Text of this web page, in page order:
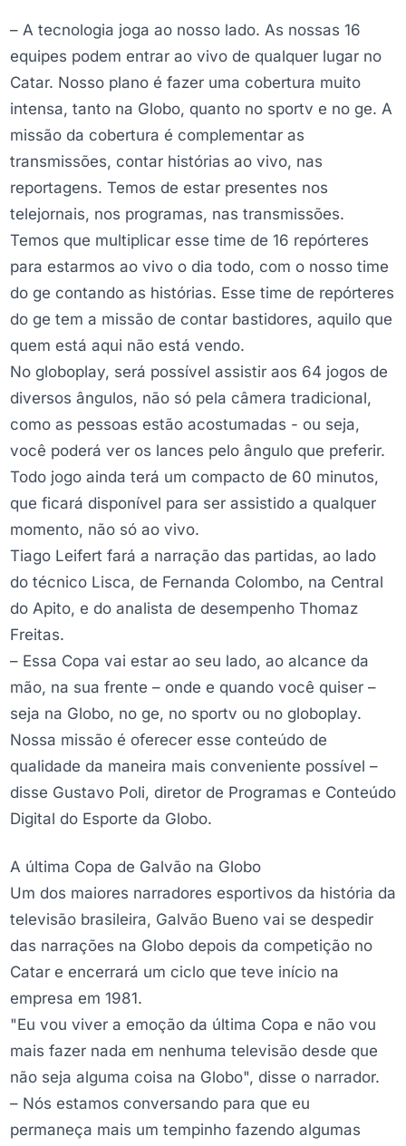
– A tecnologia joga ao nosso lado. As nossas 16
equipes podem entrar ao vivo de qualquer lugar no
Catar. Nosso plano é fazer uma cobertura muito
intensa, tanto na Globo, quanto no sportv e no ge. A
missão da cobertura é complementar as
transmissões, contar histórias ao vivo, nas
reportagens. Temos de estar presentes nos
telejornais, nos programas, nas transmissões.
Temos que multiplicar esse time de 16 repórteres
para estarmos ao vivo o dia todo, com o nosso time
do ge contando as histórias. Esse time de repórteres
do ge tem a missão de contar bastidores, aquilo que
quem está aqui não está vendo.
No globoplay, será possível assistir aos 64 jogos de
diversos ângulos, não só pela câmera tradicional,
como as pessoas estão acostumadas - ou seja,
você poderá ver os lances pelo ângulo que preferir.
Todo jogo ainda terá um compacto de 60 minutos,
que ficará disponível para ser assistido a qualquer
momento, não só ao vivo.
Tiago Leifert fará a narração das partidas, ao lado
do técnico Lisca, de Fernanda Colombo, na Central
do Apito, e do analista de desempenho Thomaz
Freitas.
– Essa Copa vai estar ao seu lado, ao alcance da
mão, na sua frente – onde e quando você quiser –
seja na Globo, no ge, no sportv ou no globoplay.
Nossa missão é oferecer esse conteúdo de
qualidade da maneira mais conveniente possível –
disse Gustavo Poli, diretor de Programas e Conteúdo
Digital do Esporte da Globo.
A última Copa de Galvão na Globo
Um dos maiores narradores esportivos da história da
televisão brasileira, Galvão Bueno vai se despedir
das narrações na Globo depois da competição no
Catar e encerrará um ciclo que teve início na
empresa em 1981.
"Eu vou viver a emoção da última Copa e não vou
mais fazer nada em nenhuma televisão desde que
não seja alguma coisa na Globo", disse o narrador.
– Nós estamos conversando para que eu
permaneça mais um tempinho fazendo algumas